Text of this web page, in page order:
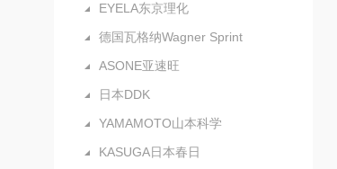
EYELA东京理化
德国瓦格纳Wagner Sprint
ASONE亚速旺
日本DDK
YAMAMOTO山本科学
KASUGA日本春日